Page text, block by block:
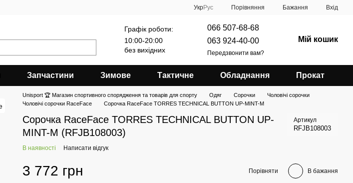
УкрРус Порівняння Бажання Вхід
Графік роботи:
10:00-20:00
без вихідних
066 507-68-68
063 924-40-00
Передзвонити вам?
Мій кошик
Запчастини Зимове Тактичне Обладнання Прокат
Unisport 🏆 Магазин спортивного спорядження та товарів для спорту Одяг Сорочки
Чоловічі сорочки
Чоловічі сорочки RaceFace
Сорочка RaceFace TORRES TECHNICAL BUTTON UP-MINT-M
Сорочка RaceFace TORRES TECHNICAL BUTTON UP-
MINT-M (RFJB108003)
Артикул
RFJB108003
В наявності Написати відгук
3 772 грн Порівняти В бажання